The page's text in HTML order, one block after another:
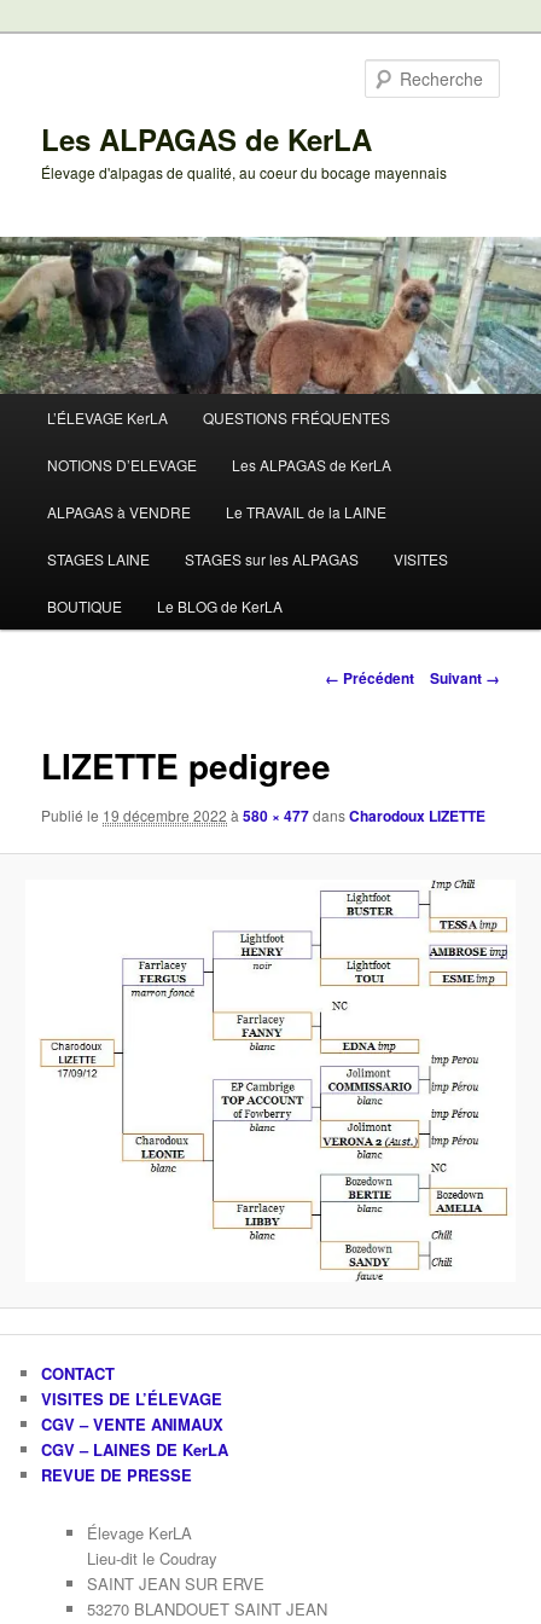
Les ALPAGAS de KerLA
Élevage d'alpagas de qualité, au coeur du bocage mayennais
principal
L’ÉLEVAGE KerLA QUESTIONS FRÉQUENTES
NOTIONS D’ELEVAGE Les ALPAGAS de KerLA
ALPAGAS à VENDRE Le TRAVAIL de la LAINE
STAGES LAINE STAGES sur les ALPAGAS VISITES
BOUTIQUE Le BLOG de KerLA
Navigation
← Précédent Suivant →
LIZETTE pedigree
Publié le 19 décembre 2022 à580 × 477dansCharodoux LIZETTE
CONTACT
VISITES DE L’ÉLEVAGE
CGV – VENTE ANIMAUX
CGV – LAINES DE KerLA
REVUE DE PRESSE
Élevage KerLA
Lieu-dit le Coudray
SAINT JEAN SUR ERVE
53270 BLANDOUET SAINT JEAN